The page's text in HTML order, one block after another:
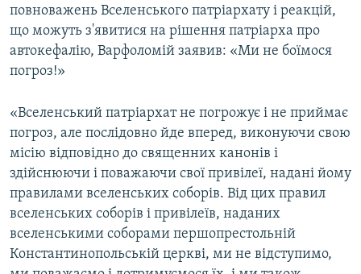
повноважень Вселенського патріархату і реакцій,
що можуть з'явитися на рішення патріарха про
автокефалію, Варфоломій заявив: «Ми не боїмося
погроз!»
«Вселенський патріархат не погрожує і не приймає
погроз, але послідовно йде вперед, виконуючи свою
місію відповідно до священних канонів і
здійснюючи і поважаючи свої привілеї, надані йому
правилами вселенських соборів. Від цих правил
вселенських соборів і привілеїв, наданих
вселенськими соборами першопрестольній
Константинопольській церкві, ми не відступимо,